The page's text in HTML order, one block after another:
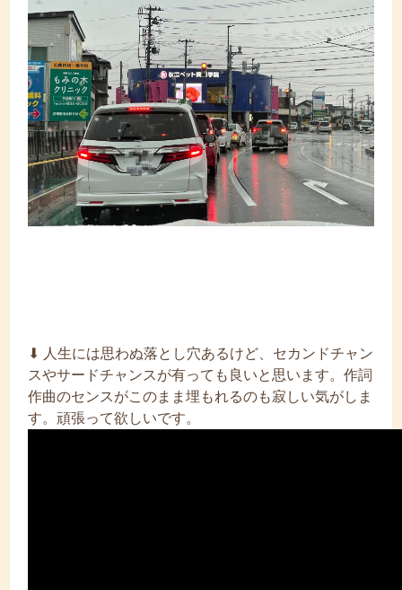
⬇︎ 人生には思わぬ落とし穴あるけど、セカンドチャン
スやサードチャンスが有っても良いと思います。作詞
作曲のセンスがこのまま埋もれるのも寂しい気がしま
す。頑張って欲しいです。